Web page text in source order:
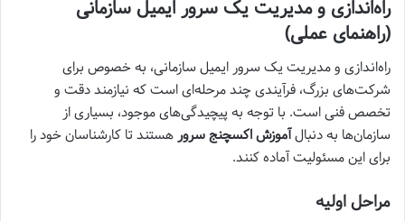
راه‌اندازی و مدیریت یک سرور ایمیل سازمانی
(راهنمای عملی)
راه‌اندازی و مدیریت یک سرور ایمیل سازمانی، به خصوص برای
شرکت‌های بزرگ، فرآیندی چند مرحله‌ای است که نیازمند دقت و
تخصص فنی است. با توجه به پیچیدگی‌های موجود، بسیاری از
سازمان‌ها به دنبالآموزش اکسچنج سرور هستند تا کارشناسان خود را
برای این مسئولیت آماده کنند.
مراحل اولیه